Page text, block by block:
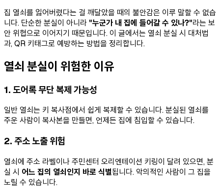
집 열쇠를 잃어버렸다는 걸 깨달았을 때의 불안감은 이루 말할 수 없습
니다. 단순한 분실이 아니라 "누군가 내 집에 들어갈 수 있나?"라는 보
안 위협으로 이어지기 때문입니다. 이 글에서는 열쇠 분실 시 대처법
과, QR 키태그로 예방하는 방법을 정리합니다.
열쇠 분실이 위험한 이유
1. 도어록 무단 복제 가능성
일반 열쇠는 키 복사점에서 쉽게 복제할 수 있습니다. 분실된 열쇠를
주운 사람이 복사본을 만들면, 언제든 집에 침입할 수 있습니다.
2. 주소 노출 위험
열쇠에 주소 라벨이나 주민센터 오리엔테이션 키링이 달려 있으면, 분
실 시 어느 집의 열쇠인지 바로 식별됩니다. 악의적인 사람이 그 집을
노릴 수 있습니다.